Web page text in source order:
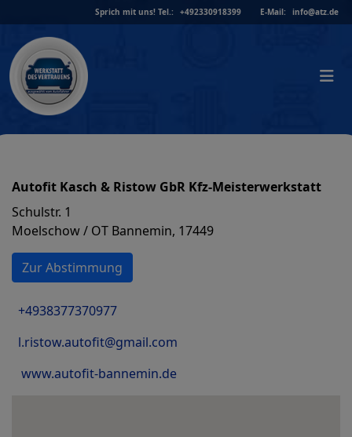
to
content
Sprich mit uns! Tel.: +492330918399 E-Mail: info@atz.de
Autofit Kasch & Ristow GbR Kfz-Meisterwerkstatt
Schulstr. 1
Moelschow / OT Bannemin, 17449
Zur Abstimmung
+4938377370977
l.ristow.autofit@gmail.com
www.autofit-bannemin.de